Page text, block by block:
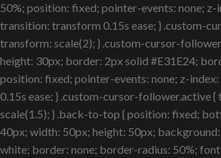
50%; position: fixed; pointer-events: none; z-
transition: transform 0.15s ease; } .custom-
transform: scale(2); } .custom-cursor-
height: 30px; border: 2px solid #E31E24;
position: fixed; pointer-events: none; z-
0.15s ease; } .custom-cursor-follower.active {
scale(1.5); } .back-to-top { position: fixed;
40px; width: 50px; height: 50px;
white; border: none; border-radius: 50%;